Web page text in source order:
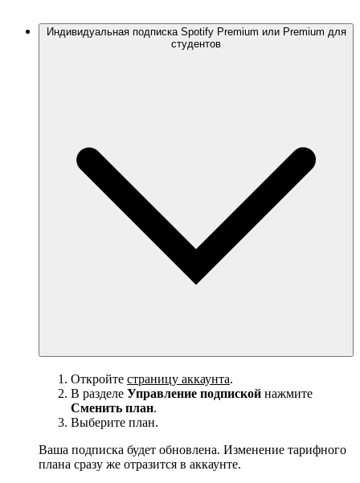
Индивидуальная подписка Spotify Premium или Premium для
студентов
Откройте страницу аккаунта.
В разделе Управление подпиской нажмите
Сменить план.
Выберите план.
Ваша подписка будет обновлена. Изменение тарифного
плана сразу же отразится в аккаунте.